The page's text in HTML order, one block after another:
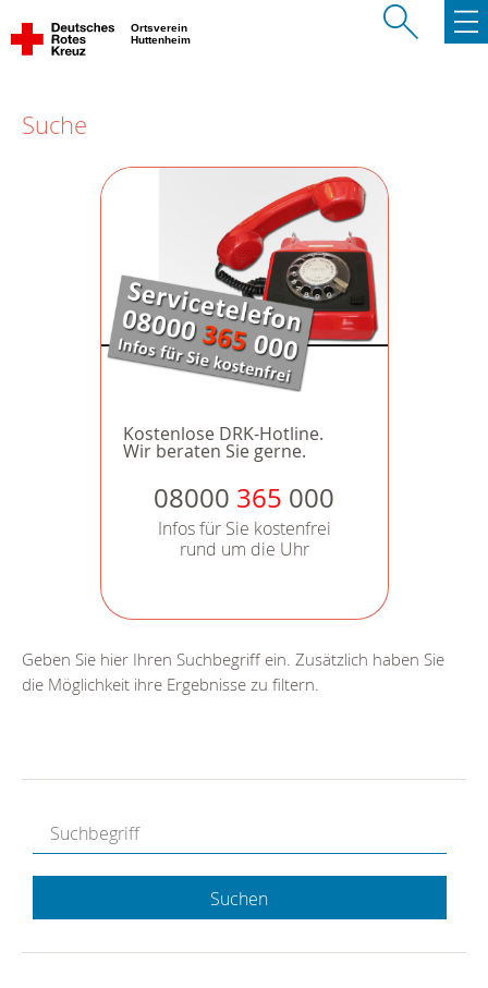
Ortsverein
Huttenheim
Suche
Kostenlose DRK-Hotline.
Wir beraten Sie gerne.
08000 365 000
Infos für Sie kostenfrei
rund um die Uhr
Geben Sie hier Ihren Suchbegriff ein. Zusätzlich haben Sie
die Möglichkeit ihre Ergebnisse zu filtern.
Suchen